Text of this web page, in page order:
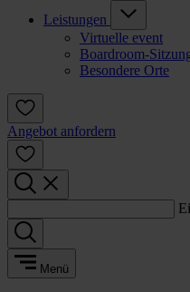
Leistungen
Virtuelle event
Boardroom-
Besondere Orte
Angebot anfordern
Menü